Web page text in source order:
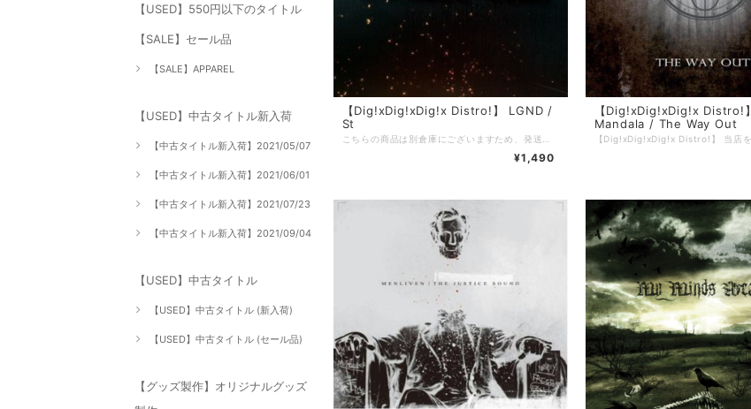
【USED】550円以下のタイトル
【SALE】セール品
【SALE】APPAREL
【USED】中古タイトル新入荷
【中古タイトル新入荷】2021/05/07
【中古タイトル新入荷】2021/06/01
【中古タイトル新入荷】2021/07/23
【中古タイトル新入荷】2021/09/04
【USED】中古タイトル
【USED】中古タイトル (新入荷)
【USED】中古タイトル (セール品)
【グッズ製作】オリジナルグッズ
【Dig!xDig!xDig!x Distro!】 LGND /
St
こちらの商品は別倉庫にございますため、発送までに3〜4週間を頂戴しております。 ※通常発送の商品と一緒にご注文頂いた場合はすべての商品が揃い次第の発送となりますことご留意のほどお願い申し上げます。 =================================== 【Dig!xDig!xDig!x Distro!】 当店を利用したことがある方の多くは知っているであろう、滋賀のDig!xDig!xDig!x Distro!。 現在店主のやんち氏(5PM PROMISE / JUSTICE FOR REASON)が中国にいるため、彼が帰国するまでの間当店でDig!xDig!xDig!x Distro!の在庫を預かり販売しております。 当店で売れたDig!xDig!xDig!x Distro!の売り上げは彼のお店が復帰後にお渡しするので、それでまたヲタ歓喜な音源を入荷してもらいましょう！
¥1,490
【Dig!xDig!xDig!x Distro!】
Mandala / The Way Out